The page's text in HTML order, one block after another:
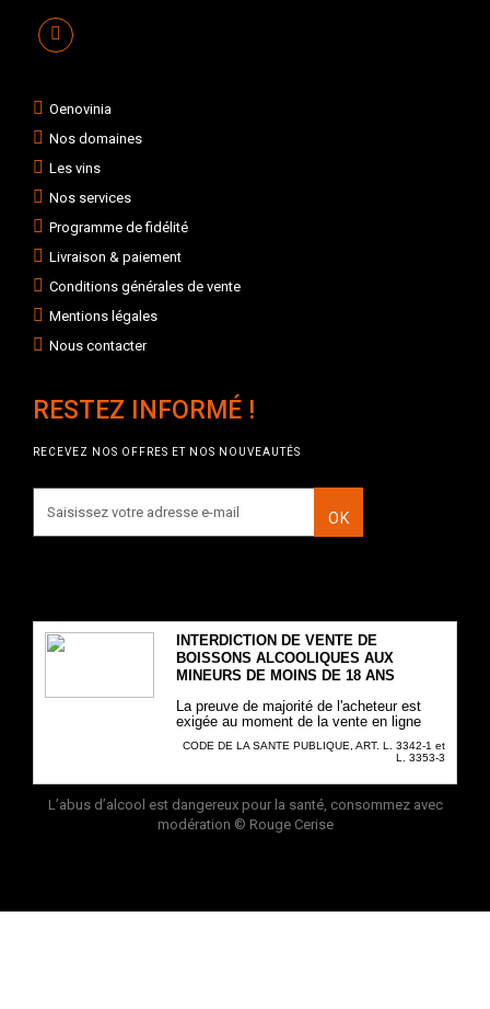
Oenovinia
Nos domaines
Les vins
Nos services
Programme de fidélité
Livraison & paiement
Conditions générales de vente
Mentions légales
Nous contacter
RESTEZ INFORMÉ !
RECEVEZ NOS OFFRES ET NOS NOUVEAUTÉS
OK
INTERDICTION DE VENTE DE
BOISSONS ALCOOLIQUES AUX
MINEURS DE MOINS DE 18 ANS
La preuve de majorité de l'acheteur est
exigée au moment de la vente en ligne
CODE DE LA SANTE PUBLIQUE, ART. L. 3342-1 et
L. 3353-3
L’abus d’alcool est dangereux pour la santé, consommez avec
modération © Rouge Cerise